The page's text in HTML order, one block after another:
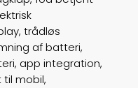
trådløs
af batteri,
app integration,
mobil,